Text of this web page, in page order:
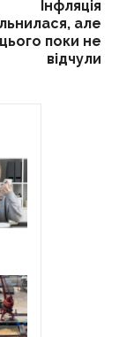
Інфляція
але
поки не
відчули